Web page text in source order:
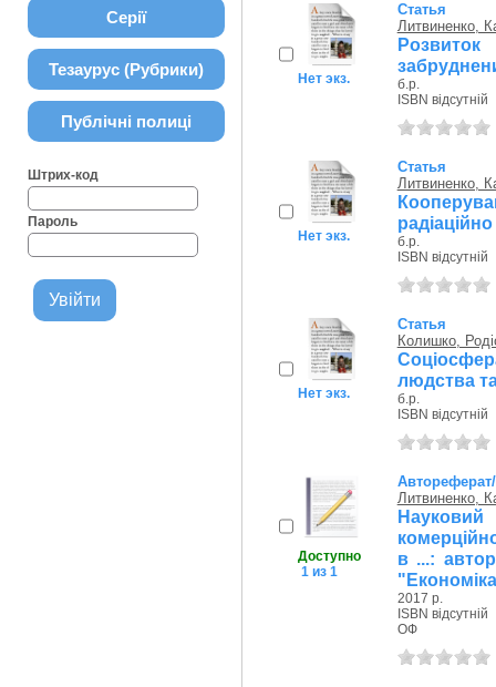
Серії
Тезаурус (Рубрики)
Публічні полиці
Штрих-код
Пароль
Нет экз.
Статья
Литвиненко,
Розвиток
б.р.
ISBN відсутній
Нет экз.
Статья
Литвиненко,
б.р.
ISBN відсутній
Нет экз.
Статья
Колишко,
людства
б.р.
ISBN відсутній
Доступно
1 из 1
Литвиненко,
в ...:
2017 р.
ISBN відсутній
ОФ